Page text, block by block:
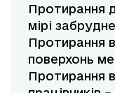
Протирання
мірі
Протирання
поверхонь
Протирання